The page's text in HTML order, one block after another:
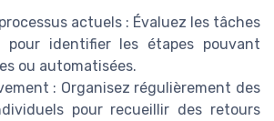
actuels : Évaluez les tâches
pour identifier les étapes pouvant
ou automatisées.
: Organisez régulièrement des
pour recueillir des retours